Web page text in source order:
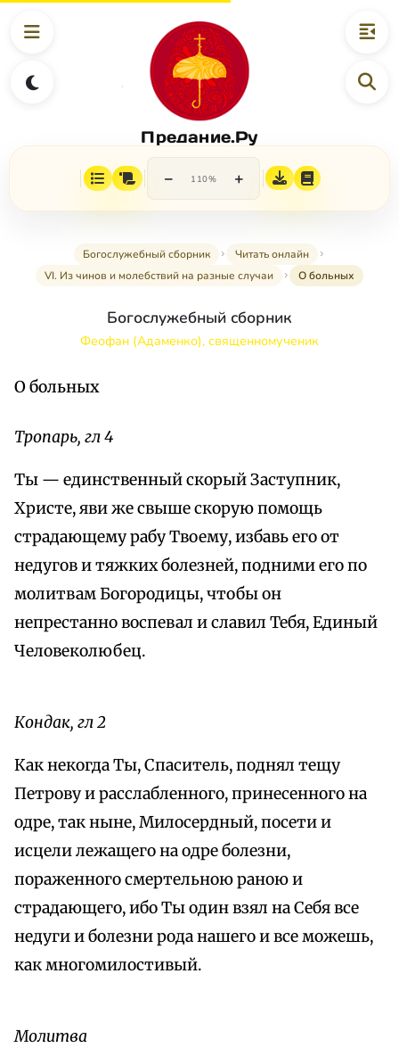
Предание.Ру
− 110% +
Богослужебный сборник
Читать онлайн
VI. Из чинов и молебствий на разные случаи
О больных
Богослужебный сборник
Феофан (Адаменко), священномученик
О больных
Тропарь, гл 4
Ты — единственный скорый Заступник,
Христе, яви же свыше скорую помощь
страдающему рабу Твоему, избавь его от
недугов и тяжких болезней, подними его по
молитвам Богородицы, чтобы он
непрестанно воспевал и славил Тебя, Единый
Человеколюбец.
Кондак, гл 2
Как некогда Ты, Спаситель, поднял тещу
Петрову и расслабленного, принесенного на
одре, так ныне, Милосердный, посети и
исцели лежащего на одре болезни,
пораженного смертельною раною и
страдающего, ибо Ты один взял на Себя все
недуги и болезни рода нашего и все можешь,
как многомилостивый.
Молитва